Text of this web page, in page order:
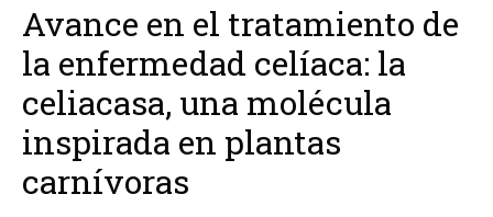
Avance en el tratamiento de
la enfermedad celíaca: la
celiacasa, una molécula
inspirada en plantas
carnívoras